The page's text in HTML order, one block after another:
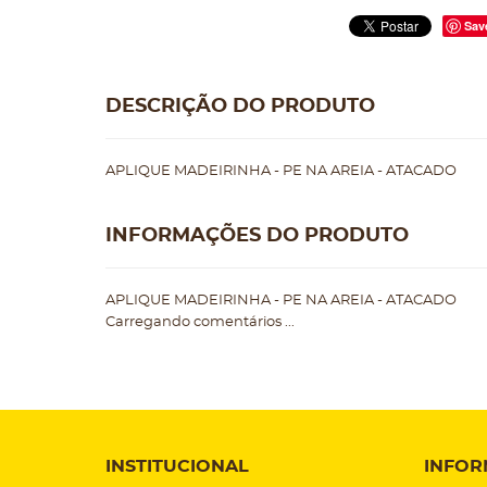
DESCRIÇÃO DO PRODUTO
APLIQUE MADEIRINHA - PE NA AREIA - ATACADO
INFORMAÇÕES DO PRODUTO
APLIQUE MADEIRINHA - PE NA AREIA - ATACADO
Carregando comentários ...
INSTITUCIONAL